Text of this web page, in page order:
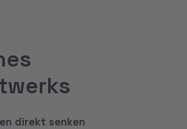
direkt senken